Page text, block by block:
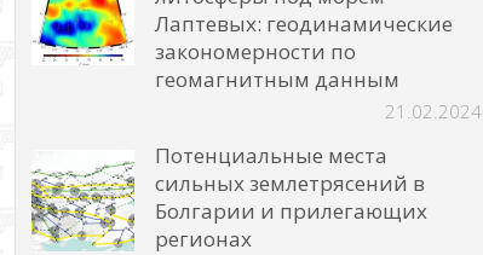
Лаптевых: геодинамические
закономерности по
геомагнитным данным
21.02.2024
Потенциальные места
сильных землетрясений в
Болгарии и прилегающих
регионах